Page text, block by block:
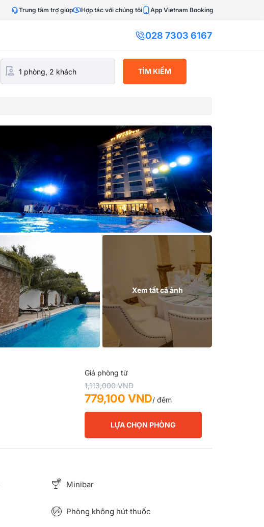
Trung tâm trợ giúp Hợp tác với chúng tôi App Vietnam Booking
028 7303 6167
TÌM KIẾM
Xem tất cả ảnh
Giá phòng từ
1,113,000 VND
779,100 VND/ đêm
LỰA CHỌN PHÒNG
Minibar
Phòng không hút thuốc